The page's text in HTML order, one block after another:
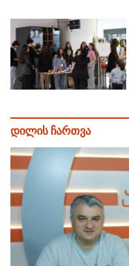
დილის ჩართვა